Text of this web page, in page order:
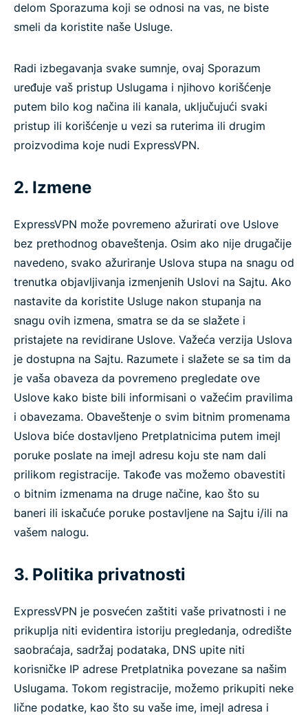
delom Sporazuma koji se odnosi na vas, ne biste
smeli da koristite naše Usluge.
Radi izbegavanja svake sumnje, ovaj Sporazum
uređuje vaš pristup Uslugama i njihovo korišćenje
putem bilo kog načina ili kanala, uključujući svaki
pristup ili korišćenje u vezi sa ruterima ili drugim
proizvodima koje nudi ExpressVPN.
2. Izmene
ExpressVPN može povremeno ažurirati ove Uslove
bez prethodnog obaveštenja. Osim ako nije drugačije
navedeno, svako ažuriranje Uslova stupa na snagu od
trenutka objavljivanja izmenjenih Uslovi na Sajtu. Ako
nastavite da koristite Usluge nakon stupanja na
snagu ovih izmena, smatra se da se slažete i
pristajete na revidirane Uslove. Važeća verzija Uslova
je dostupna na Sajtu. Razumete i slažete se sa tim da
je vaša obaveza da povremeno pregledate ove
Uslove kako biste bili informisani o važećim pravilima
i obavezama. Obaveštenje o svim bitnim promenama
Uslova biće dostavljeno Pretplatnicima putem imejl
poruke poslate na imejl adresu koju ste nam dali
prilikom registracije. Takođe vas možemo obavestiti
o bitnim izmenama na druge načine, kao što su
baneri ili iskačuće poruke postavljene na Sajtu i/ili na
vašem nalogu.
3. Politika privatnosti
ExpressVPN je posvećen zaštiti vaše privatnosti i ne
prikuplja niti evidentira istoriju pregledanja, odredište
saobraćaja, sadržaj podataka, DNS upite niti
korisničke IP adrese Pretplatnika povezane sa našim
Uslugama. Tokom registracije, možemo prikupiti neke
lične podatke, kao što su vaše ime, imejl adresa i